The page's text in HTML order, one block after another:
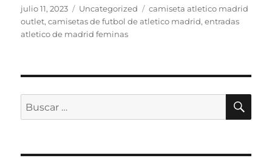
Publicado
el
julio 11, 2023 Categorías
Uncategorized Etiquetas
camiseta atletico madrid
outlet,camisetas de futbol de atletico madrid,entradas
atletico de madrid feminas
Buscar
por: